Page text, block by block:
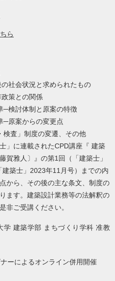
ら
社会状況と求められたもの
策との関係
─検討体制と原案の特徴
─原案からの変更点
検査」制度の変遷、その他
」に連載されたCPD講座『 建築
賀雅人〕』の第1回（「建築士」
築士」2023年11月号）までの内
から、その後の主な条文、制度の
ます。建築設計業務等の法解釈の
非ご受講ください。
建築学部 まちづくり学科 准教
ーによるオンライン併用開催